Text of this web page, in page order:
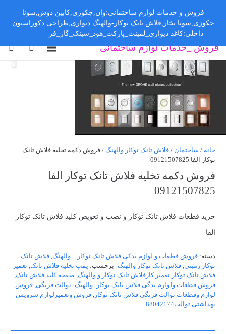
فروش _خدمات لوازم ساختمانی
خانه / ساختمان / فلاش تانک توکار والهنگ / فروش دکمه تخلیه فلاش تانک
توکار الفا 09121507825
فروش دکمه تخلیه فلاش تانک توکار الفا
09121507825
خرید قطعات فلاش تانک توکار و نصب و تعویض کلید فلاش تانک توکار
الفا
دسته: فروش قطعات و لوازم یدکی فلاش تانک توکار _ والهنگ, فلاش تانک
توکار زمینی, فلاش تانک توکار والهنگ برچسب: پمپ تخلیه فلاش تانک,تعمیر
فلاش تانک توکار تعمیر کارفلاش تانک توکار و والهنگ, صفحه کلید فلاش تانک,
فروش قطعات ولوازم یدگی فلاش تانک توکار_والهنگ_توالت فرنگی, فروش
لوازم وقطعات توالت فرنگی فلاش تانک توکار , فروش وتعمیرلوازم سرویس
بهداشتی توالت88042174
فروش و خدمات لوازم ساختمانی:وان,جکوزی,کابین دوش,سونا
جکوزی,سونا بخار,فلاش تانک توکار-والهنگ دیواری,طراحی دکوراسیون
داخلی:کاغذ دیواری_لمینت_پارکت_هود_سینک_گاز_فر